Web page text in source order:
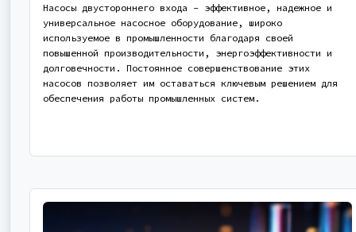
Насосы двустороннего входа - эффективное, надежное и
универсальное насосное оборудование, широко
используемое в промышленности благодаря своей
повышенной производительности, энергоэффективности и
долговечности. Постоянное совершенствование этих
насосов позволяет им оставаться ключевым решением для
обеспечения работы промышленных систем.